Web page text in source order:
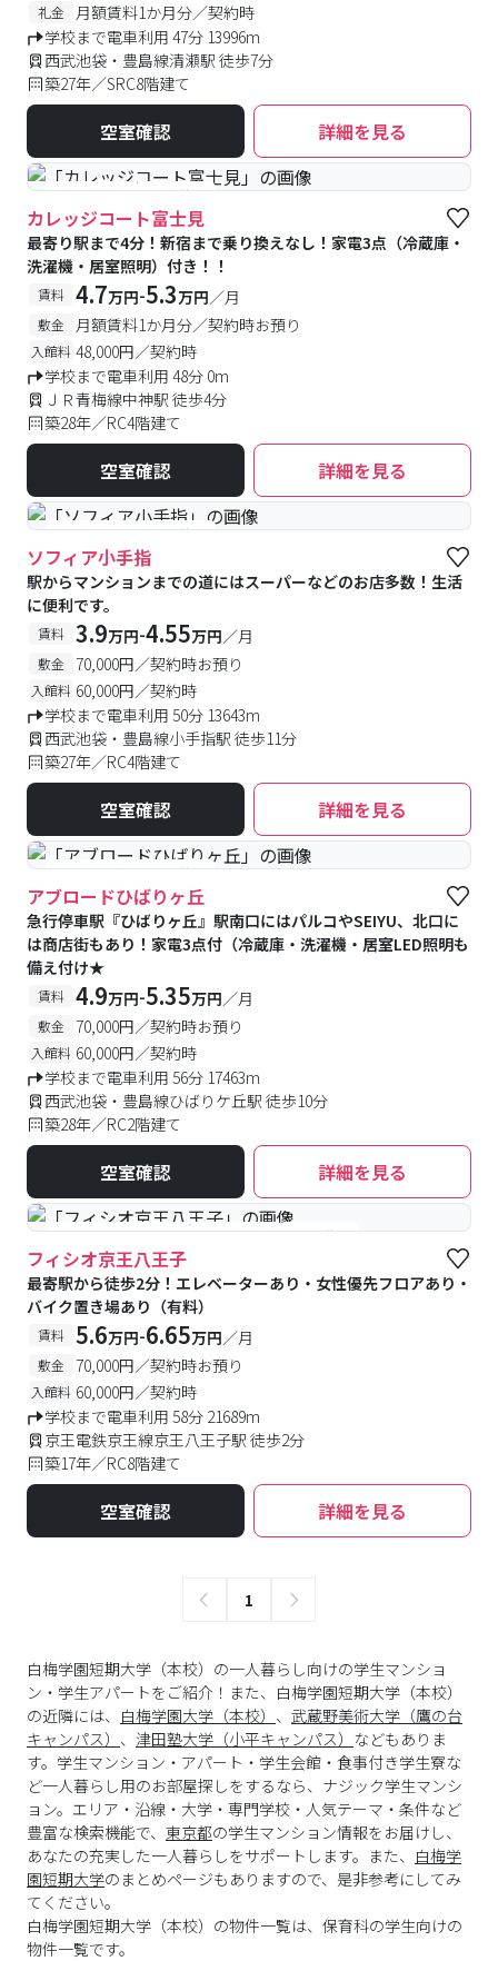
礼金
月額賃料1か月分／契約時
学校まで電車利用 47分 13996m
西武池袋・豊島線清瀬駅 徒歩7分
築27年／SRC8階建て
空室確認 詳細を見る
#予約受付中 #空室待ち
カレッジコート富士見
最寄り駅まで4分！新宿まで乗り換えなし！家電3点（冷蔵庫・
洗濯機・居室照明）付き！！
賃料 4.7万円-5.3万円／月
敷金 月額賃料1か月分／契約時お預り
入館料 48,000円／契約時
学校まで電車利用 48分 0m
ＪＲ青梅線中神駅 徒歩4分
築28年／RC4階建て
空室確認 詳細を見る
#予約受付中 #空室待ち
ソフィア小手指
駅からマンションまでの道にはスーパーなどのお店多数！生活
に便利です。
賃料 3.9万円-4.55万円／月
敷金 70,000円／契約時お預り
入館料 60,000円／契約時
学校まで電車利用 50分 13643m
西武池袋・豊島線小手指駅 徒歩11分
築27年／RC4階建て
空室確認 詳細を見る
#予約受付中 #空室待ち
アブロードひばりヶ丘
急行停車駅『ひばりヶ丘』駅南口にはパルコやSEIYU、北口に
は商店街もあり！家電3点付（冷蔵庫・洗濯機・居室LED照明も
備え付け★
賃料 4.9万円-5.35万円／月
敷金 70,000円／契約時お預り
入館料 60,000円／契約時
学校まで電車利用 56分 17463m
西武池袋・豊島線ひばりケ丘駅 徒歩10分
築28年／RC2階建て
空室確認 詳細を見る
#女性専用フロアあり #予約受付中 #空室待ち
フィシオ京王八王子
最寄駅から徒歩2分！エレベーターあり・女性優先フロアあり・
バイク置き場あり（有料）
賃料 5.6万円-6.65万円／月
敷金 70,000円／契約時お預り
入館料 60,000円／契約時
学校まで電車利用 58分 21689m
京王電鉄京王線京王八王子駅 徒歩2分
築17年／RC8階建て
空室確認 詳細を見る
1
白梅学園短期大学（本校）の一人暮らし向けの学生マンショ
ン・学生アパートをご紹介！また、白梅学園短期大学（本校）
の近隣には、 白梅学園大学（本校） 、 武蔵野美術大学（鷹の台
キャンパス） 、 津田塾大学（小平キャンパス） などもありま
す。学生マンション・アパート・学生会館・食事付き学生寮な
ど一人暮らし用のお部屋探しをするなら、ナジック学生マンシ
ョン。エリア・沿線・大学・専門学校・人気テーマ・条件など
豊富な検索機能で、 東京都の学生マンション情報をお届けし、
あなたの充実した一人暮らしをサポートします。また、 白梅学
園短期大学のまとめページもありますので、是非参考にしてみ
てください。
白梅学園短期大学 （本校）の物件一覧は、 保育科の学生向けの
物件一覧です。